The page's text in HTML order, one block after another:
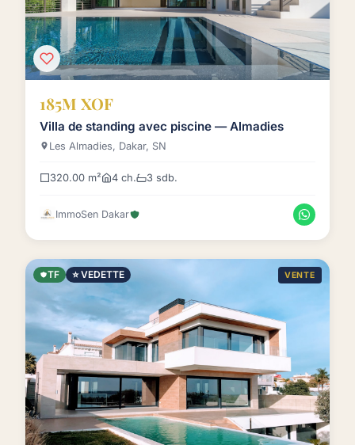
185M XOF
Villa de standing avec piscine — Almadies
Les Almadies, Dakar, SN
320.00 m² 4 ch. 3 sdb.
ImmoSen Dakar
TF ⭐ VEDETTE VENTE